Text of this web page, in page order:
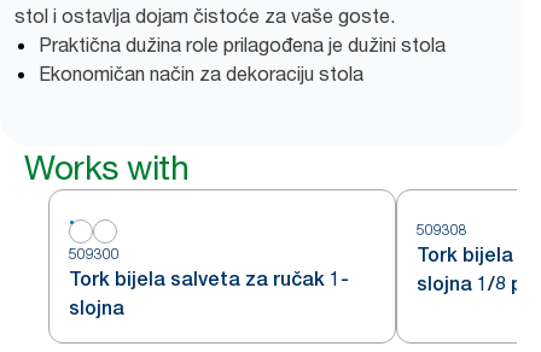
stol i ostavlja dojam čistoće za vaše goste.
Praktična dužina role prilagođena je dužini stola
Ekonomičan način za dekoraciju stola
Works with
509300
Tork bijela salveta za ručak 1-
slojna
509308
Tork bijela
slojna 1/8